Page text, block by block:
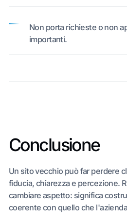
Non porta richieste o non
importanti.
Conclusione
Un sito vecchio può far perdere
fiducia, chiarezza e percezione.
cambiare aspetto: significa
coerente con quello che